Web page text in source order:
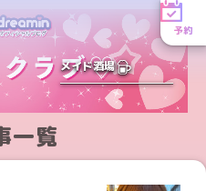
予約
メイド酒場
一覧